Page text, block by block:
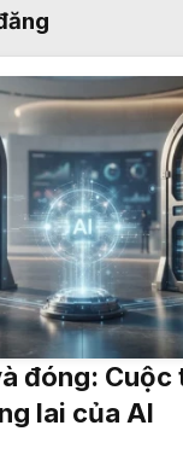
đóng: Cuộc
lai của AI